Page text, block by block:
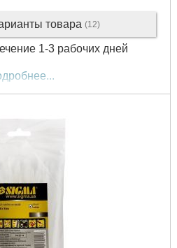
товара (12)
1-3 рабочих дней